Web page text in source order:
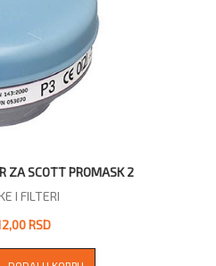
ZA SCOTT PROMASK 2
I FILTERI
RSD